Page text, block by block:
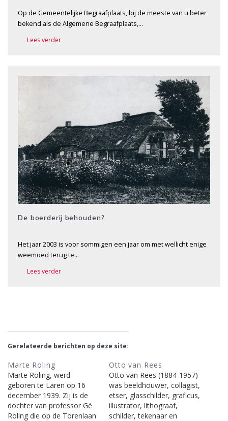
Op de Gemeentelijke Begraafplaats, bij de meeste van u beter
bekend als de Algemene Begraafplaats,…
Lees verder
De boerderij behouden?
Het jaar 2003 is voor sommigen een jaar om met wellicht enige
weemoed terug te…
Lees verder
Gerelateerde berichten op deze site:
Marte Röling
Marte Röling, werd
geboren te Laren op 16
december 1939. Zij is de
dochter van professor Gé
Röling die op de Torenlaan
Otto van Rees
Otto van Rees (1884-1957)
was beeldhouwer, collagist,
etser, glasschilder, graficus,
illustrator, lithograaf,
schilder, tekenaar en